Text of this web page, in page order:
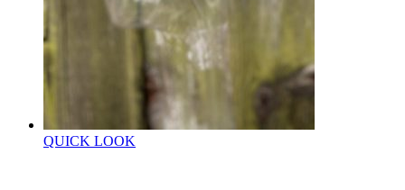
QUICK LOOK